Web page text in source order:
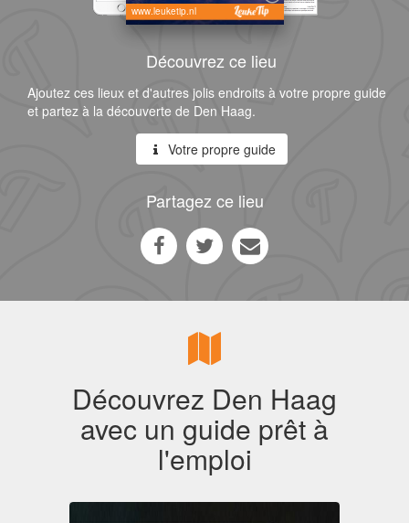
www.leuketip.nl
Découvrez ce lieu
Ajoutez ces lieux et d'autres jolis endroits à votre propre guide
et partez à la découverte de Den Haag.
Votre propre guide
Partagez ce lieu
Découvrez Den Haag
avec un guide prêt à
l'emploi